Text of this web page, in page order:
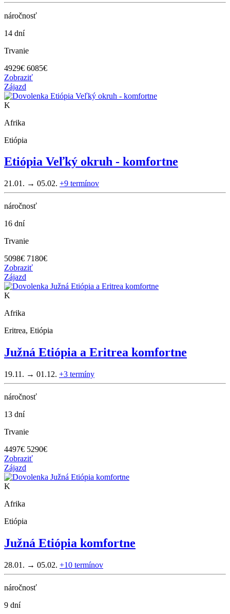
náročnosť
14 dní
Trvanie
4929€ 6085€
Zobraziť
Zájazd
K
Afrika
Etiópia
Etiópia Veľký okruh - komfortne
21.01. → 05.02. +9 termínov
náročnosť
16 dní
Trvanie
5098€ 7180€
Zobraziť
Zájazd
K
Afrika
Eritrea, Etiópia
Južná Etiópia a Eritrea komfortne
19.11. → 01.12. +3 termíny
náročnosť
13 dní
Trvanie
4497€ 5290€
Zobraziť
Zájazd
K
Afrika
Etiópia
Južná Etiópia komfortne
28.01. → 05.02. +10 termínov
náročnosť
9 dní